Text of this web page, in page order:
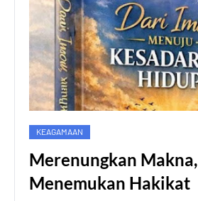
KEAGAMAAN
Merenungkan Makna,
Menemukan Hakikat